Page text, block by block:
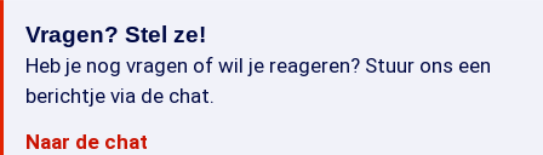
Vragen? Stel ze!
Heb je nog vragen of wil je reageren? Stuur ons een
berichtje via de chat.
Naar de chat